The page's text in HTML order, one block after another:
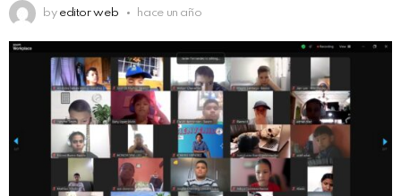
by editor web hace un año